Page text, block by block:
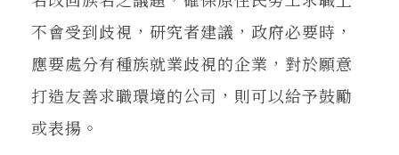
不會受到歧視，研究者建議，政府必要時，
應要處分有種族就業歧視的企業，對於願意
打造友善求職環境的公司，則可以給予鼓勵
或表揚。